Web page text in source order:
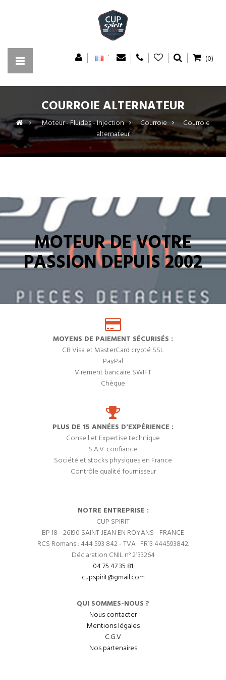
(0)
COURROIE ALTERNATEUR
> Moteur - Fluides - Injection > Courroie >
Courroie
alternateur
MOTEUR DE VOTRE
PASSION DEPUIS 2002
MOYENS DE PAIEMENT SÉCURISÉS :
CB Visa et MasterCard crypté SSL
PayPal
Virement bancaire SWIFT
Chèque
PLUS DE 15 ANNÉES D'EXPÉRIENCE :
Conseil et Expertise technique
S.A.V. confiance
Société et stocks physiques en France
Contrôle qualité fournisseur
NOTRE ENTREPRISE :
CUP SPIRIT
BP 18 - 26190 SAINT JEAN EN ROYANS - FRANCE
RCS Romans : 444 593 842 - TVA : FR13 444593842.
Déclaration CNIL n° 2133264
04 75 47 35 81
cupspirit@gmail.com
QUI SOMMES-NOUS ?
Nous contacter
Mentions légales
C.G.V
Nos partenaires